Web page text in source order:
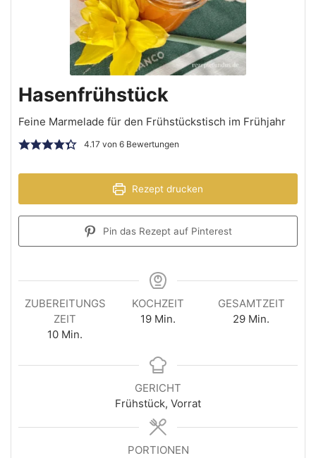
Hasenfrühstück
Feine Marmelade für den Frühstückstisch im Frühjahr
4.17 von 6Bewertungen
Rezept drucken
Pin das Rezept auf Pinterest
ZUBEREITUNGS
ZEIT
10 Min.
KOCHZEIT
19 Min.
GESAMTZEIT
29 Min.
GERICHT
Frühstück, Vorrat
PORTIONEN